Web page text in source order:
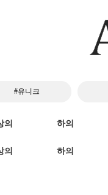
#유니크
의 하의
의 하의